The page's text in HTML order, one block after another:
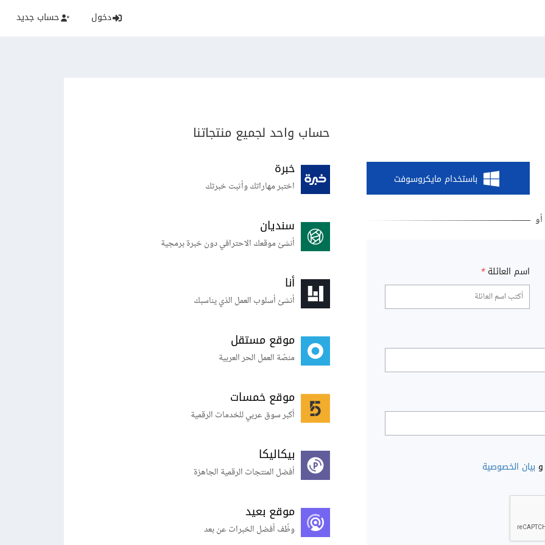
دخول حساب جديد
باستخدام مايكروسوفت
اسم العائلة *
و بيان الخصوصية
حساب واحد لجميع منتجاتنا
خبرة
اختبر مهاراتك وأثبت خبرتك
سنديان
أنشئ موقعك الاحترافي دون خبرة برمجية
أنا
أنشئ أسلوب العمل الذي يناسبك
موقع مستقل
منصّة العمل الحر العربية
موقع خمسات
أكبر سوق عربي للخدمات الرقمية
بيكاليكا
أفضل المنتجات الرقمية الجاهزة
موقع بعيد
وظّف أفضل الخبرات عن بعد